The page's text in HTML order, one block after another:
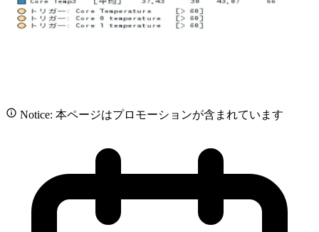
Notice: 本ページはプロモーションが含まれています